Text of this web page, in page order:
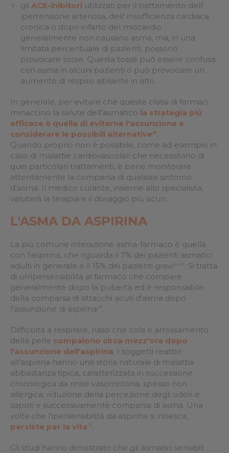
gli ACE-inibitori utilizzati per il trattamento dell'
ipertensione arteriosa, dell' insufficienza cardiaca
cronica o dopo infarto del miocardio
generalmente non causano asma, ma, in una
limitata percentuale di pazienti, possono
provocare tosse. Questa tosse può essere confusa
con asma in alcuni pazienti o può provocare un
aumento di respiro sibilante in altri.
In generale, per evitare che queste classi di farmaci
minaccino la salute dell'asmatico la strategia più
efficace è quella di evitarne l'assunzione e
considerare le possibili alternative (1) .
Quando proprio non è possibile, come ad esempio in
caso di malattie cardiovascolari che necessitano di
quei particolari trattamenti, è bene monitorare
attentamente la comparsa di qualsiasi sintomo
d'asma. Il medico curante, insieme allo specialista,
valuterà la terapia e il dosaggio più sicuri.
L'ASMA DA ASPIRINA
La più comune interazione asma-farmaco è quella
con l'aspirina, che riguarda il 7% dei pazienti asmatici
adulti in generale e il 15% dei pazienti gravi (2,4,5)
. Si tratta
di un'ipersensibilità al farmaco che compare
generalmente dopo la pubertà ed è responsabile
della comparsa di attacchi acuti d'asma dopo
l'assunzione di aspirina (2) .
Difficoltà a respirare, naso che cola e arrossamento
della pelle compaiono circa mezz'ora dopo
l'assunzione dell'aspirina. I soggetti reattivi
all'aspirina hanno una storia naturale di malattia
abbastanza tipica, caratterizzata in successione
cronologica da rinite vasomotoria, spesso non
allergica, riduzione della percezione degli odori e
sapori e successivamente comparsa di asma. Una
volta che l'ipersensibilità da aspirina si innesca,
persiste per la vita (2) .
Gli studi hanno dimostrato che gli asmatici sensibili